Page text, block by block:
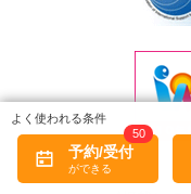
予約/受付
50